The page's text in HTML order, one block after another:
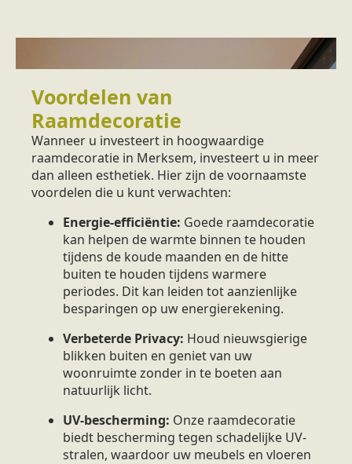
Voordelen van
Raamdecoratie
Wanneer u investeert in hoogwaardige
raamdecoratie in Merksem, investeert u in meer
dan alleen esthetiek. Hier zijn de voornaamste
voordelen die u kunt verwachten:
Energie-efficiëntie: Goede raamdecoratie
kan helpen de warmte binnen te houden
tijdens de koude maanden en de hitte
buiten te houden tijdens warmere
periodes. Dit kan leiden tot aanzienlijke
besparingen op uw energierekening.
Verbeterde Privacy: Houd nieuwsgierige
blikken buiten en geniet van uw
woonruimte zonder in te boeten aan
natuurlijk licht.
UV-bescherming: Onze raamdecoratie
biedt bescherming tegen schadelijke UV-
stralen, waardoor uw meubels en vloeren